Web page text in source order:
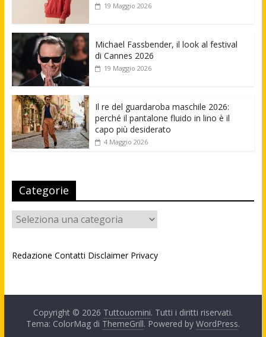
19 Maggio 2026
Michael Fassbender, il look al festival
di Cannes 2026
19 Maggio 2026
Il re del guardaroba maschile 2026:
perché il pantalone fluido in lino è il
capo più desiderato
4 Maggio 2026
Categorie
Categorie
Redazione Contatti Disclaimer Privacy
Copyright © 2026 Tuttouomini. Tutti i diritti riservati.
Tema: ColorMag di ThemeGrill. Powered by WordPress.